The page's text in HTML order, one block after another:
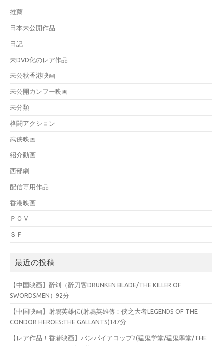
推薦
日本未公開作品
日記
未DVD化のレア作品
未公秋香港映画
未公開カンフー映画
未分類
格闘アクション
武侠映画
紹介動画
西部劇
配信専用作品
香港映画
ＰＯＶ
ＳＦ
最近の投稿
【中国映画】醉剣（醉刀客DRUNKEN BLADE/THE KILLER OF
SWORDSMEN）92分
【中国映画】射鵰英雄伝(射鵰英雄傳：侠之大者LEGENDS OF THE
CONDOR HEROES:THE GALLANTS)147分
【レア作品！香港映画】バンパイアコップ2(猛鬼学堂/猛鬼學堂/THE